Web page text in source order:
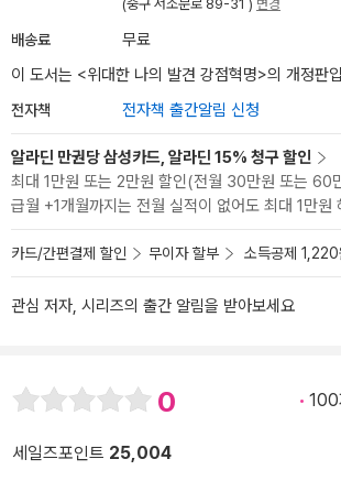
(중구 서소문로 89-31 ) 변경
배송료
무료
이 도서는 <위대한 나의 발견 강점혁명>의 개정판
전자책 전자책 출간알림 신청
알라딘 만권당 삼성카드, 알라딘 15% 청구 할인
최대 1만원 또는 2만원 할인(전월 30만원 또는 60
급월 +1개월까지는 전월 실적이 없어도 최대 1만원
카드/간편결제 할인 무이자 할부 소득공제 1,220
관심 저자, 시리즈의 출간 알림을 받아보세요
0 100
세일즈포인트 25,004